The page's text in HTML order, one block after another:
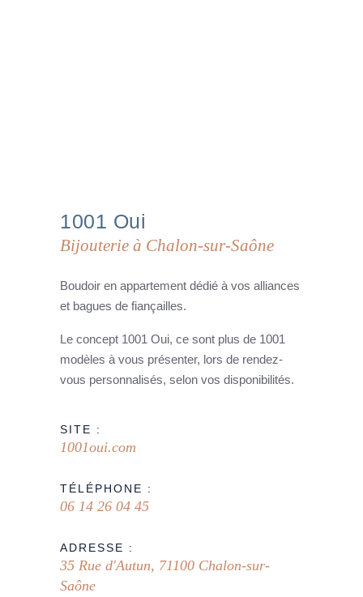
1001 Oui
Bijouterie à Chalon-sur-Saône
Boudoir en appartement dédié à vos alliances
et bagues de fiançailles.
Le concept 1001 Oui, ce sont plus de 1001
modèles à vous présenter, lors de rendez-
vous personnalisés, selon vos disponibilités.
SITE :
1001oui.com
TÉLÉPHONE :
06 14 26 04 45
ADRESSE :
35 Rue d'Autun, 71100 Chalon-sur-
Saône